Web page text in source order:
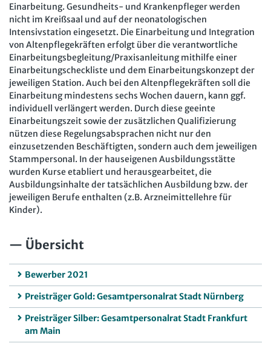
Einarbeitung. Gesundheits- und Krankenpfleger werden
nicht im Kreißsaal und auf der neonatologischen
Intensivstation eingesetzt. Die Einarbeitung und Integration
von Altenpflegekräften erfolgt über die verantwortliche
Einarbeitungsbegleitung/Praxisanleitung mithilfe einer
Einarbeitungscheckliste und dem Einarbeitungskonzept der
jeweiligen Station. Auch bei den Altenpflegekräften soll die
Einarbeitung mindestens sechs Wochen dauern, kann ggf.
individuell verlängert werden. Durch diese geeinte
Einarbeitungszeit sowie der zusätzlichen Qualifizierung
nützen diese Regelungsabsprachen nicht nur den
einzusetzenden Beschäftigten, sondern auch dem jeweiligen
Stammpersonal. In der hauseigenen Ausbildungsstätte
wurden Kurse etabliert und herausgearbeitet, die
Ausbildungsinhalte der tatsächlichen Ausbildung bzw. der
jeweiligen Berufe enthalten (z.B. Arzneimittellehre für
Kinder).
Übersicht
Bewerber 2021
Preisträger Gold: Gesamtpersonalrat Stadt Nürnberg
Preisträger Silber: Gesamtpersonalrat Stadt Frankfurt
am Main